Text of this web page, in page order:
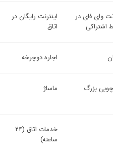
وای فای در
اشتراکی
اینترنت رایگان در
اتاق
اجاره دوچرخه
بزرگ ماساژ
خدمات اتاق (۲۴
ساعته)